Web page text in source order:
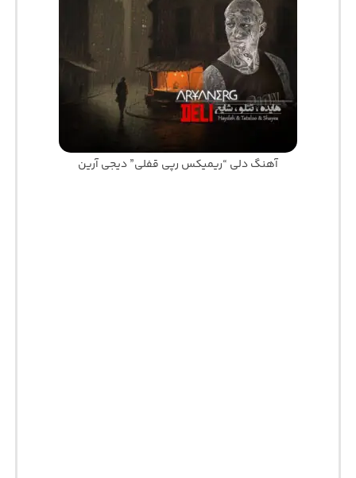
آهنگ دلی “ریمیکس رپی قفلی” دیجی آرین